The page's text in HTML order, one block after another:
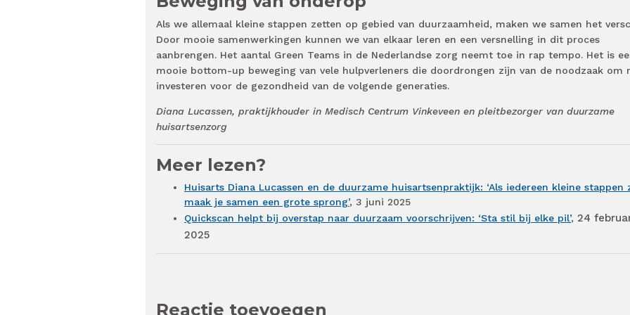
Als we allemaal kleine stappen zetten op gebied van duurzaamheid, maken we samen het
Door mooie samenwerkingen kunnen we van elkaar leren en een versnelling in dit proces
aanbrengen. Het aantal Green Teams in de Nederlandse zorg neemt toe in rap tempo. Het is
mooie bottom-up beweging van vele hulpverleners die doordrongen zijn van de noodzaak om
investeren voor de gezondheid van de volgende generaties.
Diana Lucassen, praktijkhouder in Medisch Centrum Vinkeveen en pleitbezorger van duurzame
huisartsenzorg
Meer lezen?
Huisarts Diana Lucassen en de duurzame huisartsenpraktijk: ‘Als iedereen kleine stappen
maak je samen een grote sprong’, 3 juni 2025
Quickscan helpt bij overstap naar duurzaam voorschrijven: ‘Sta stil bij elke pil’, 24
2025
Reactie toevoegen